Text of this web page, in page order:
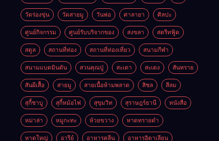
วัดร่องขุ่น วัดสายมู วันพ่อ ศาลายา ศิลปะ
ศูนย์กิจกรรม ศูนย์รับบริจากของ สงขลา สตรีทฟู้ด
สตูล สถานที่ท่อง สถานที่ท่องเที่ยว สนามกีฬา
สนามแบดมินตัน สวนคุณปู่ สะเดา สะเตง สันทราย
สันผีเสื้อ สายมู สายเนื้อห้ามพลาด สิชล สีลม
สุกี้ชาบู สุกี้หม้อไฟ สุขุมวิท สุราษฎร์ธานี หนังสือ
หม่าล่า หมูกะทะ ห้วยขวาง หาดทรายดำ
หาดใหญ่ อารีย์ อาหารคลีน อาหารอิตาเลียน